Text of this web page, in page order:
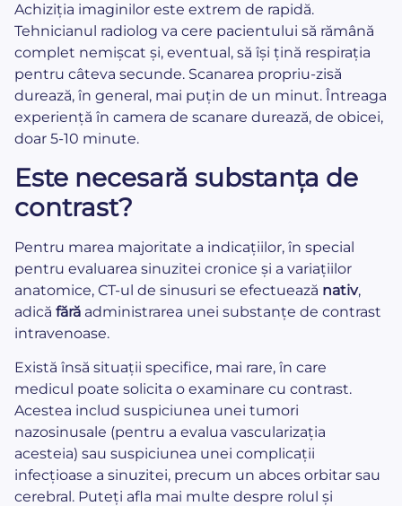
Achiziția imaginilor este extrem de rapidă.
Tehnicianul radiolog va cere pacientului să rămână
complet nemișcat și, eventual, să își țină respirația
pentru câteva secunde. Scanarea propriu-zisă
durează, în general, mai puțin de un minut. Întreaga
experiență în camera de scanare durează, de obicei,
doar 5-10 minute.
Este necesară substanța de
contrast?
Pentru marea majoritate a indicațiilor, în special
pentru evaluarea sinuzitei cronice și a variațiilor
anatomice, CT-ul de sinusuri se efectuează nativ,
adică fără administrarea unei substanțe de contrast
intravenoase.
Există însă situații specifice, mai rare, în care
medicul poate solicita o examinare cu contrast.
Acestea includ suspiciunea unei tumori
nazosinusale (pentru a evalua vascularizația
acesteia) sau suspiciunea unei complicații
infecțioase a sinuzitei, precum un abces orbitar sau
cerebral. Puteți afla mai multe despre rolul și